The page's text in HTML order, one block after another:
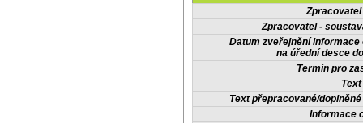
Zpracovatel -
Datum zveřejnění informace
na úřední desce
Termín pro
Text přepracované/
Informace